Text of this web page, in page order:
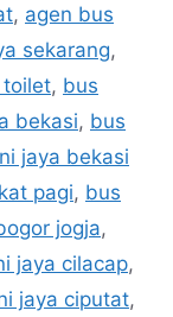
, agen bus
sekarang,
toilet, bus
bekasi, bus
jaya bekasi
pagi, bus
jogja,
jaya cilacap,
jaya ciputat,